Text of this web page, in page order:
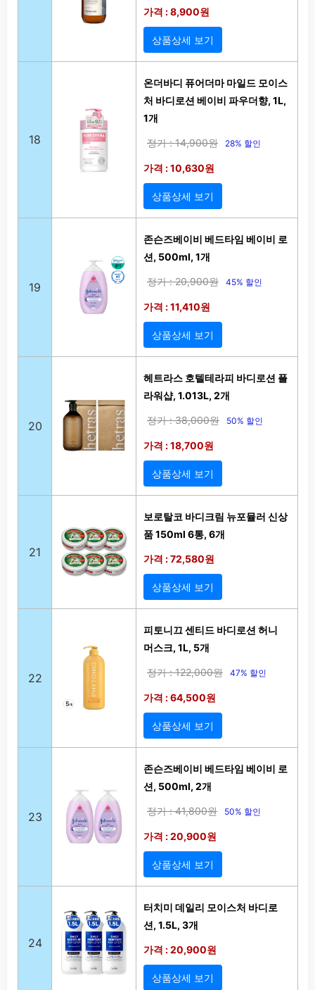
가격 : 8,900원
상품상세 보기
18
온더바디 퓨어더마 마일드 모이스
처 바디로션 베이비 파우더향, 1L,
1개
정가 : 14,900원 28% 할인
가격 : 10,630원
상품상세 보기
19
존슨즈베이비 베드타임 베이비 로
션, 500ml, 1개
정가 : 20,900원 45% 할인
가격 : 11,410원
상품상세 보기
20
헤트라스 호텔테라피 바디로션 플
라워샵, 1.013L, 2개
정가 : 38,000원 50% 할인
가격 : 18,700원
상품상세 보기
21
보로탈코 바디크림 뉴포뮬러 신상
품 150ml 6통, 6개
가격 : 72,580원
상품상세 보기
22
피토니끄 센티드 바디로션 허니
머스크, 1L, 5개
정가 : 122,000원 47% 할인
가격 : 64,500원
상품상세 보기
23
존슨즈베이비 베드타임 베이비 로
션, 500ml, 2개
정가 : 41,800원 50% 할인
가격 : 20,900원
상품상세 보기
24
터치미 데일리 모이스처 바디로
션, 1.5L, 3개
가격 : 20,900원
상품상세 보기